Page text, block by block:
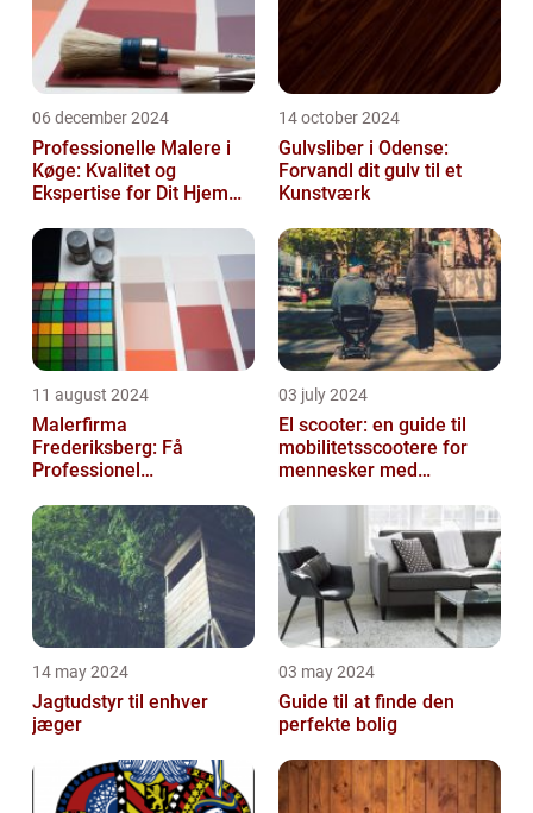
06 december 2024
Professionelle Malere i
Køge: Kvalitet og
Ekspertise for Dit Hjem
14 october 2024
Gulvsliber i Odense:
Forvandl dit gulv til et
Kunstværk
11 august 2024
Malerfirma
Frederiksberg: Få
Professionel
eller virksomhed
03 july 2024
El scooter: en guide til
mobilitetsscootere for
mennesker med
14 may 2024
Jagtudstyr til enhver
jæger
03 may 2024
Guide til at finde den
perfekte bolig